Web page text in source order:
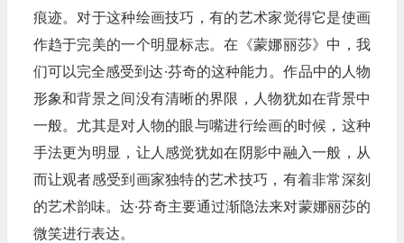
痕迹。对于这种绘画技巧，有的艺术家觉得它是使画
作趋于完美的一个明显标志。在《蒙娜丽莎》中，我
们可以完全感受到达·芬奇的这种能力。作品中的人物
形象和背景之间没有清晰的界限，人物犹如在背景中
一般。尤其是对人物的眼与嘴进行绘画的时候，这种
手法更为明显，让人感觉犹如在阴影中融入一般，从
而让观者感受到画家独特的艺术技巧，有着非常深刻
的艺术韵味。达·芬奇主要通过渐隐法来对蒙娜丽莎的
微笑进行表达。